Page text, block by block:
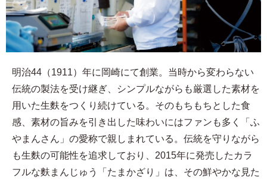
明治44（1911）年に岡崎にて創業。当時から変わらない
伝統の製法を受け継ぎ、シンプルながらも厳選した素材を
用いた生麩をつくり続けている。そのもちもちとした食
感、素材の旨みを引き出した味わいにはファンも多く「ふ
やまんさん」の愛称で親しまれている。伝統を守りながら
も生麩の可能性を追求しており、2015年に発売したカラ
フルな麩まんじゅう「たまかざり」は、その鮮やかな見た